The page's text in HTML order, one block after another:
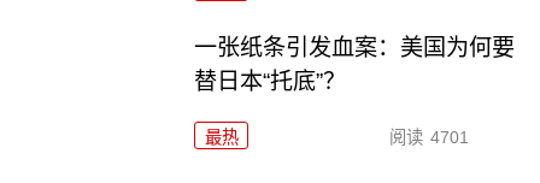
一张纸条引发血案：美国为何要
替日本“托底”？
最热 阅读 4701